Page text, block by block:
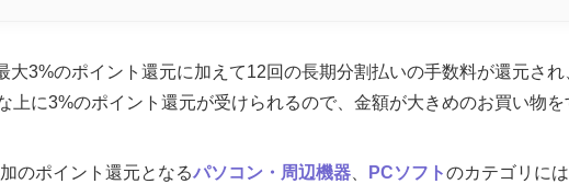
大3%のポイント還元に加えて12回の長期分割払いの手数料が還元さ
上に3%のポイント還元が受けられるので、金額が大きめのお買い物
のポイント還元となるパソコン・周辺機器 PCソフトのカテゴリには